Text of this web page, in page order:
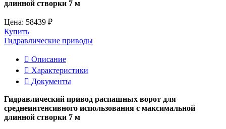
длинной створки 7 м
Цена: 58439 ₽
Купить
Гидравлические приводы
Описание
Характеристики
Документы
Гидравлический привод распашных ворот для
среднеинтенсивного использования с максимальной
длинной створки 7 м